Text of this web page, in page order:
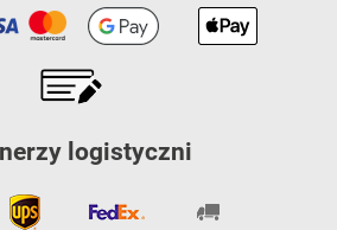
logistyczni